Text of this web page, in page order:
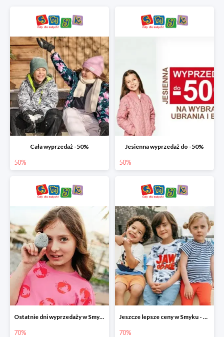
Cała wyprzedaż -50%
50%
Jesienna wyprzedaż do -50%
50%
Ostatnie dni wyprzedaży w Smyku - ubrania i buty do -70%
70%
Jeszcze lepsze ceny w Smyku - ubrania i buty do -70%
70%